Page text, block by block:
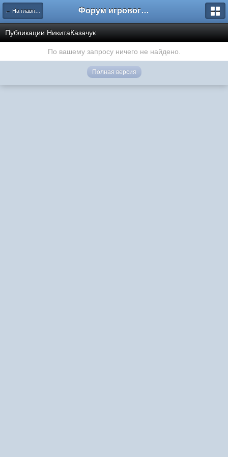
← На главную Форум игрового проекта Riverrise
Публикации НикитаКазачук
По вашему запросу ничего не найдено.
Полная версия